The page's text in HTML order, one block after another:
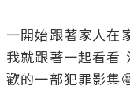
一開始跟著家人在
我就跟著一起看看
歡的一部犯罪影集